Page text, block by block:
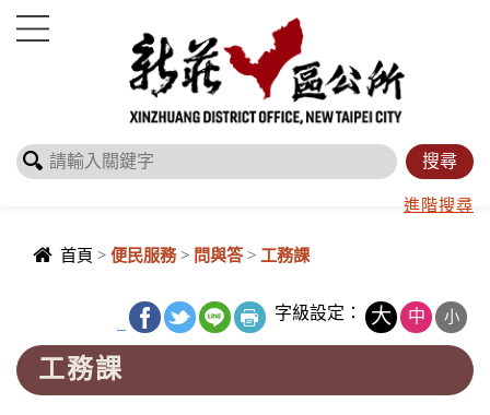
進入內容區塊
進階搜尋
首頁 > 便民服務> 問與答> 工務課
字級設定： 大 中 小
工務課